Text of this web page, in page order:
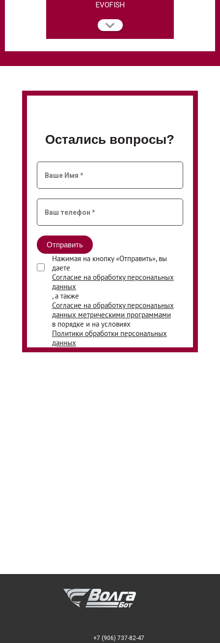
EVOFISH
Остались вопросы?
Нажимая на кнопку «Отправить», вы
даете
Согласие на обработку персональных
данных
, а также
Согласие на обработку персональных
данных метрическими программами
в порядке и на условиях
Политики обработки персональных
данных
+7 (906) 737-82-47